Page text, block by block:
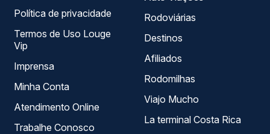
Política de privacidade
Termos de Uso Louge
Vip
Imprensa
Minha Conta
Atendimento Online
Trabalhe Conosco
Rodoviárias
Destinos
Afiliados
Rodomilhas
Viajo Mucho
La terminal Costa Rica